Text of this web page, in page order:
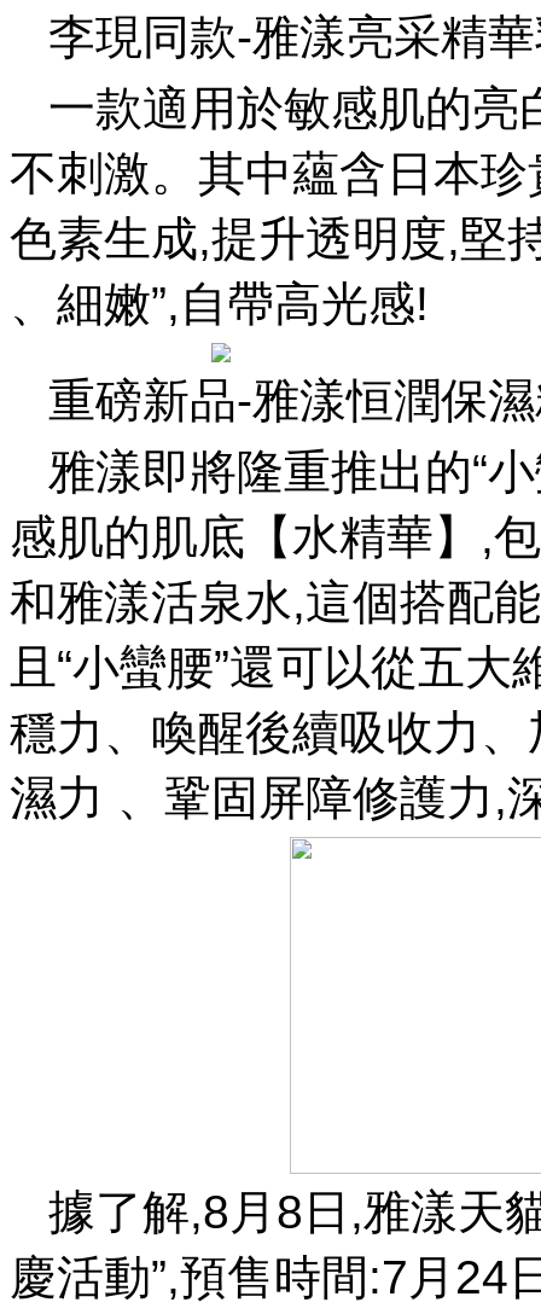
李現同款-雅漾亮采精
一款適用於敏感肌的亮白
不刺激。其中蘊含日
色素生成,提升透明度,堅持
、細嫩”,自帶高光感!
重磅新品-雅漾恒潤保
雅漾即將隆重推出的“
感肌的肌底【水精華】,
和雅漾活泉水,這個搭配能
且“小蠻腰”還可以從五
穩力、喚醒後續吸收力
濕力 、鞏固屏障修護力,
據了解,8月8日,雅漾天
慶活動”,預售時間:7月24日